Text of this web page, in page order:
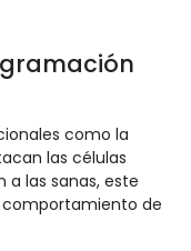
como la
las células
las sanas, este
de